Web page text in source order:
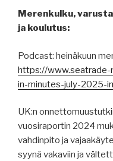
Merenkulku,
ja koulutus:
Podcast: heinäkuun
https://
in-minutes-july-2025-
UK:n
vuosiraportin 2024
vahdinpito ja
syynä vakaviin ja